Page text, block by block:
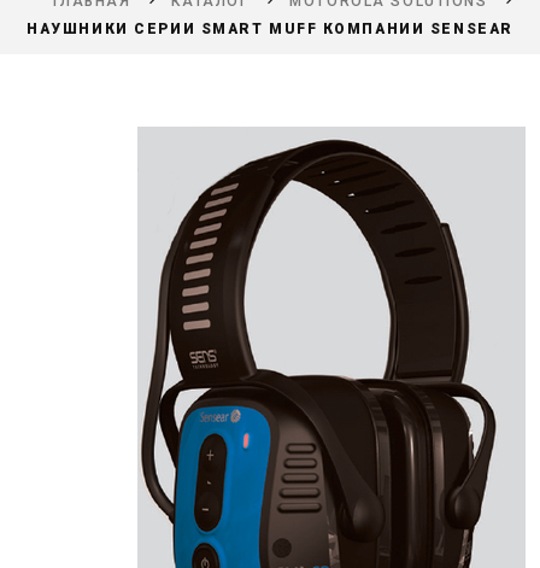
НАУШНИКИ СЕРИИ SMART MUFF КОМПАНИИ SENSEAR